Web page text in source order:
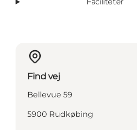
Find vej
Bellevue 59
5900 Rudkøbing